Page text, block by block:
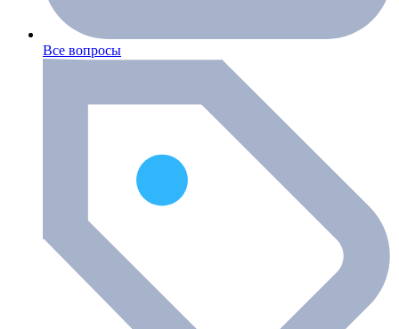
Все вопросы